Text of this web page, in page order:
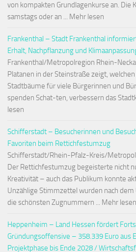
von kompakten Grundlagenkurse an. Die
samstags oder an ... Mehr lesen
Frankenthal – Stadt Frankenthal
Erhalt, Nachpflanzung und
Frankenthal/Metropolregion Rhein-
Platanen in der Steinstraße zeigt,
Stadtbäume für viele Bürgerinnen und
spenden Schat-ten, verbessern das
lesen
Schifferstadt – Besucherinnen und
Favoriten beim Rettichfestumzug
Schifferstadt/Rhein-Pfalz-Kreis/
Der Rettichfestumzug begeisterte nicht
Kreativität – auch das Publikum konnte
Unzählige Stimmzettel wurden nach
die schönsten Zugnummern ... Mehr lesen
Heppenheim – Land Hessen fördert
Gründungsoffensive – 358.339 Euro aus
Projektphase bis Ende 2028 /